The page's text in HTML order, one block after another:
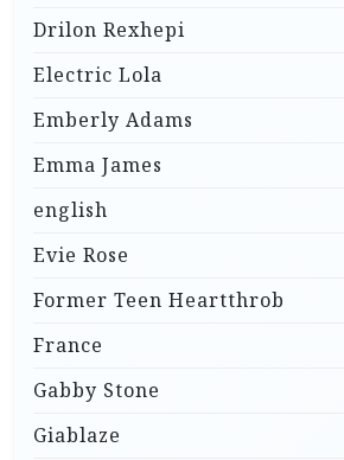
Drilon Rexhepi
Electric Lola
Emberly Adams
Emma James
english
Evie Rose
Former Teen Heartthrob
France
Gabby Stone
Giablaze